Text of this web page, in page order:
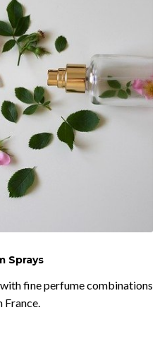
Sprays
fine perfume combinations
France.